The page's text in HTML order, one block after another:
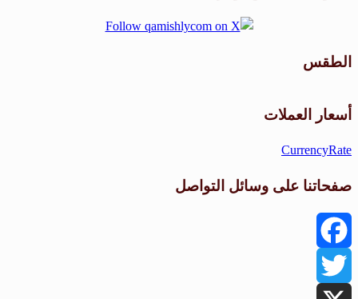
الطقس
أسعار العملات
CurrencyRate
صفحاتنا على وسائل التواصل
Facebook